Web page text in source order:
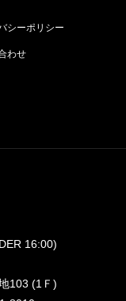
シーポリシー
わせ
16:00)
103 (1Ｆ)